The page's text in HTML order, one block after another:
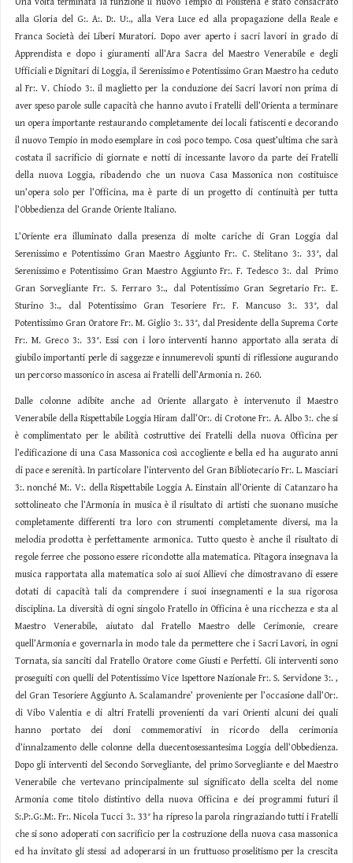
alla Gloria del G:. A:. D:. U:., alla Vera Luce ed alla propagazione della Reale e
Franca Società dei Liberi Muratori. Dopo aver aperto i sacri lavori in grado di
Apprendista e dopo i giuramenti all’Ara Sacra del Maestro Venerabile e degli
Ufficiali e Dignitari di Loggia, il Serenissimo e Potentissimo Gran Maestro ha ceduto
al Fr:. V. Chiodo 3:. il maglietto per la conduzione dei Sacri lavori non prima di
aver speso parole sulle capacità che hanno avuto i Fratelli dell’Orienta a terminare
un opera importante restaurando completamente dei locali fatiscenti e decorando
il nuovo Tempio in modo esemplare in così poco tempo. Cosa quest’ultima che sarà
costata il sacrificio di giornate e notti di incessante lavoro da parte dei Fratelli
della nuova Loggia, ribadendo che un nuova Casa Massonica non costituisce
un’opera solo per l’Officina, ma è parte di un progetto di continuità per tutta
l’Obbedienza del Grande Oriente Italiano.
L’Oriente era illuminato dalla presenza di molte cariche di Gran Loggia dal
Serenissimo e Potentissimo Gran Maestro Aggiunto Fr:. C. Stelitano 3:. 33°, dal
Serenissimo e Potentissimo Gran Maestro Aggiunto Fr:. F. Tedesco 3:. dal Primo
Gran Sorvegliante Fr:. S. Ferraro 3:., dal Potentissimo Gran Segretario Fr:. E.
Sturino 3:., dal Potentissimo Gran Tesoriere Fr:. F. Mancuso 3:. 33°, dal
Potentissimo Gran Oratore Fr:. M. Giglio 3:. 33°, dal Presidente della Suprema Corte
Fr:. M. Greco 3:. 33°. Essi con i loro interventi hanno apportato alla serata di
giubilo importanti perle di saggezze e innumerevoli spunti di riflessione augurando
un percorso massonico in ascesa ai Fratelli dell’Armonia n. 260.
Dalle colonne adibite anche ad Oriente allargato è intervenuto il Maestro
Venerabile della Rispettabile Loggia Hiram dall’Or:. di Crotone Fr:. A. Albo 3:. che si
è complimentato per le abilità costruttive dei Fratelli della nuova Officina per
l’edificazione di una Casa Massonica così accogliente e bella ed ha augurato anni
di pace e serenità. In particolare l’intervento del Gran Bibliotecario Fr:. L. Masciari
3:. nonché M:. V:. della Rispettabile Loggia A. Einstain all’Oriente di Catanzaro ha
sottolineato che l’Armonia in musica è il risultato di artisti che suonano musiche
completamente differenti tra loro con strumenti completamente diversi, ma la
melodia prodotta è perfettamente armonica. Tutto questo è anche il risultato di
regole ferree che possono essere ricondotte alla matematica. Pitagora insegnava la
musica rapportata alla matematica solo ai suoi Allievi che dimostravano di essere
dotati di capacità tali da comprendere i suoi insegnamenti e la sua rigorosa
disciplina. La diversità di ogni singolo Fratello in Officina è una ricchezza e sta al
Maestro Venerabile, aiutato dal Fratello Maestro delle Cerimonie, creare
quell’Armonia e governarla in modo tale da permettere che i Sacri Lavori, in ogni
Tornata, sia sanciti dal Fratello Oratore come Giusti e Perfetti. Gli interventi sono
proseguiti con quelli del Potentissimo Vice Ispettore Nazionale Fr:. S. Servidone 3:. ,
del Gran Tesoriere Aggiunto A. Scalamandre’ proveniente per l’occasione dall’Or:.
di Vibo Valentia e di altri Fratelli provenienti da vari Orienti alcuni dei quali
hanno portato dei doni commemorativi in ricordo della cerimonia
d’innalzamento delle colonne della duecentosessantesima Loggia dell’Obbedienza.
Dopo gli interventi del Secondo Sorvegliante, del primo Sorvegliante e del Maestro
Venerabile che vertevano principalmente sul significato della scelta del nome
Armonia come titolo distintivo della nuova Officina e dei programmi futuri il
S:.P:.G:.M:. Fr:. Nicola Tucci 3:. 33° ha ripreso la parola ringraziando tutti i Fratelli
che si sono adoperati con sacrificio per la costruzione della nuova casa massonica
ed ha invitato gli stessi ad adoperarsi in un fruttuoso proselitismo per la crescita